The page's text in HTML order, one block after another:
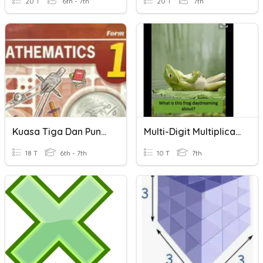
Kuasa Tiga Dan Punca Kuasa Tiga
18 T 6th - 7th
Multi-Digit Multiplication
10 T 7th